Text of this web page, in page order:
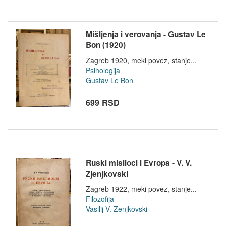
Mišljenja i verovanja - Gustav Le
Bon (1920)
Zagreb 1920, meki povez, stanje...
Psihologija
Gustav Le Bon
699 RSD
Ruski mislioci i Evropa - V. V.
Zjenjkovski
Zagreb 1922, meki povez, stanje...
Filozofija
Vasilij V. Zenjkovski